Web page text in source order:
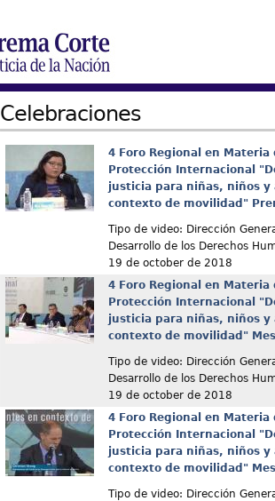
Celebraciones
4 Foro Regional en Materia
Protección Internacional
justicia para niñas, niños y
contexto de movilidad"
Tipo de video: Dirección
Desarrollo de los Derechos
19 de october de 2018
4 Foro Regional en Materia
Protección Internacional
justicia para niñas, niños y
contexto de movilidad"
Tipo de video: Dirección
Desarrollo de los Derechos
19 de october de 2018
4 Foro Regional en Materia
Protección Internacional
justicia para niñas, niños y
contexto de movilidad"
Tipo de video: Dirección